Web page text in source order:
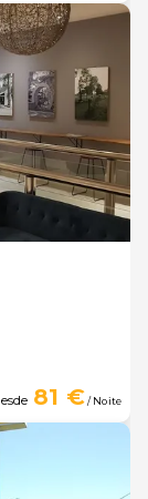
81 €/ Noite